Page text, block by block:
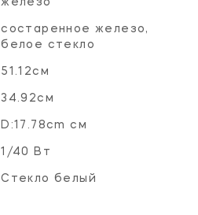
состаренное железо,
белое стекло
51.12см
34.92см
D:17.78cm см
1/40 Вт
Стекло белый